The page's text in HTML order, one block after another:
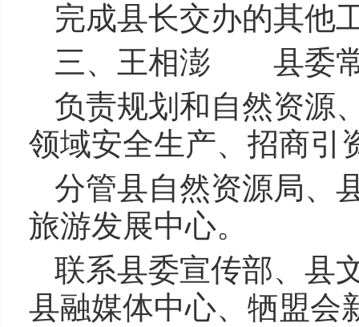
完成县长交办的其他
三、王相澎 县委常
负责规划和自然资源
领域安全生产、招商引
分管县自然资源局、
旅游发展中心。
联系县委宣传部、县
县融媒体中心、牺盟会